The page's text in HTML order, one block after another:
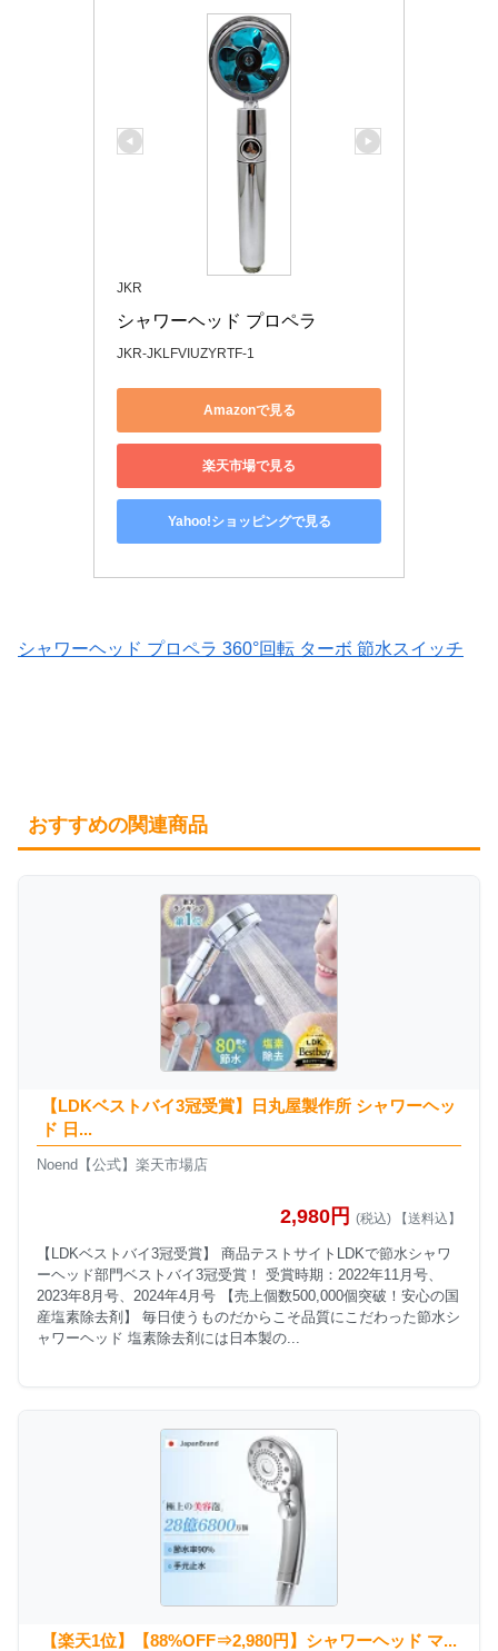
JKR
シャワーヘッド プロペラ
JKR-JKLFVIUZYRTF-1
Amazonで見る
楽天市場で見る
Yahoo!ショッピングで見る
シャワーヘッド プロペラ 360°回転 ターボ 節水スイッチ
おすすめの関連商品
【LDKベストバイ3冠受賞】日丸屋製作所 シャワーヘッ
ド 日...
Noend【公式】楽天市場店
2,980円 (税込) 【送料込】
【LDKベストバイ3冠受賞】 商品テストサイトLDKで節水シャワ
ーヘッド部門ベストバイ3冠受賞！ 受賞時期：2022年11月号、
2023年8月号、2024年4月号 【売上個数500,000個突破！安心の国
産塩素除去剤】 毎日使うものだからこそ品質にこだわった節水シ
ャワーヘッド 塩素除去剤には日本製の...
【楽天1位】【88%OFF⇒2,980円】シャワーヘッド マ...